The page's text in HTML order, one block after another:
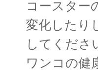
コースター
変化したり
してくださ
ワンコの健